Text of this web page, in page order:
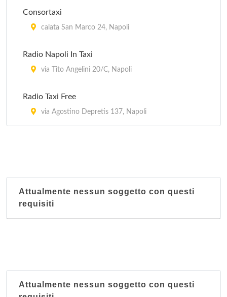
Consortaxi
calata San Marco 24, Napoli
Radio Napoli In Taxi
via Tito Angelini 20/C, Napoli
Radio Taxi Free
via Agostino Depretis 137, Napoli
Attualmente nessun soggetto con questi
requisiti
Attualmente nessun soggetto con questi